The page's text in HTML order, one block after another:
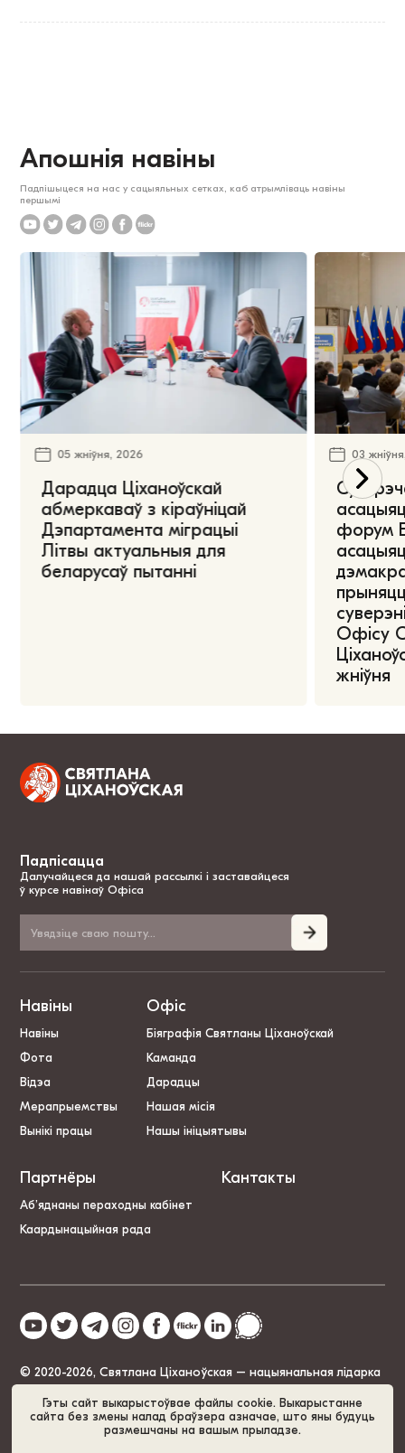
Гэты сайт выкарыстоўвае файлы cookie. Выкарыстанне
сайта без змены налад браўзера азначае, што яны будуць
размешчаны на вашым прыладзе.
Апошнія навіны
Падпішыцеся на нас у сацыяльных сетках, каб атрымліваць навіны
першымі
05 жніўня, 2026
Дарадца Ціханоўскай
абмеркаваў з кіраўніцай
Дэпартамента міграцыі
Літвы актуальныя для
беларусаў пытанні
03
форум
Офісу
жніўня
Падпісацца
Далучайцеся да нашай рассылкі і заставайцеся
ў курсе навінаў Офіса
Навіны
Навіны
Фота
Відэа
Мерапрыемствы
Вынікі працы
Офіс
Біяграфія Святланы Ціханоўскай
Каманда
Дарадцы
Нашая місія
Нашы ініцыятывы
Партнёры
Аб’яднаны пераходны кабінет
Каардынацыйная рада
Кантакты
© 2020-2026, Святлана Ціханоўская – нацыянальная лідарка